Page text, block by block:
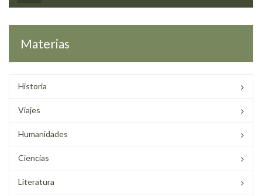
Materias
Historia
Viajes
Humanidades
Ciencias
Literatura